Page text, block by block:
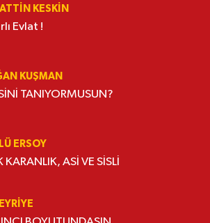
KESKİN
Evlat !
KUŞMAN
TANIYORMUSUN?
ERSOY
KARANLIK, ASİ VE SİSLİ